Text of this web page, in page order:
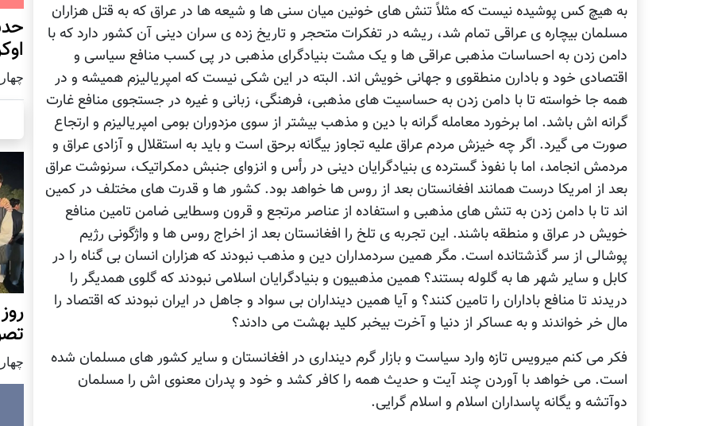
به هیچ کس پوشیده نیست که مثلاً تنش های خونین میان سنی ها و شیعه ها در عراق که به قتل هزاران
مسلمان بیچاره ی عراقی تمام شد، ریشه در تفکرات متحجر و تاریخ زده ی سران دینی آن کشور دارد که با
دامن زدن به احساسات مذهبی عراقی ها و یک مشت بنیادگرای مذهبی در پی کسب منافع سیاسی و
اقتصادی خود و بادارن منطقوی و جهانی خویش اند. البته در این شکی نیست که امپریالیزم همیشه و در
همه جا خواسته تا با دامن زدن به حساسیت های مذهبی، فرهنگی، زبانی و غیره در جستجوی منافع غارت
گرانه اش باشد. اما برخورد معامله گرانه با دین و مذهب بیشتر از سوی مزدوران بومی امپریالیزم و ارتجاع
صورت می گیرد. اگر چه خیزش مردم عراق علیه تجاوز بیگانه برحق است و باید به استقلال و آزادی عراق و
مردمش انجامد، اما با نفوذ گسترده ی بنیادگرایان دینی در رأس و انزوای جنبش دمکراتیک، سرنوشت عراق
بعد از امریکا درست همانند افغانستان بعد از روس ها خواهد بود. کشور ها و قدرت های مختلف در کمین
اند تا با دامن زدن به تنش های مذهبی و استفاده از عناصر مرتجع و قرون وسطایی ضامن تامین منافع
خویش در عراق و منطقه باشند. این تجربه ی تلخ را افغانستان بعد از اخراج روس ها و واژگونی رژیم
پوشالی از سر گذشتانده است. مگر همین سردمداران دین و مذهب نبودند که هزاران انسان بی گناه را در
کابل و سایر شهر ها به گلوله بستند؟ همین مذهبیون و بنیادگرایان اسلامی نبودند که گلوی همدیگر را
دریدند تا منافع باداران را تامین کنند؟ و آیا همین دینداران بی سواد و جاهل در ایران نبودند که اقتصاد را
مال خر خواندند و به عساکر از دنیا و آخرت بیخبر کلید بهشت می دادند؟
فکر می کنم میرویس تازه وارد سیاست و بازار گرم دینداری در افغانستان و سایر کشور های مسلمان شده
است. می خواهد با آوردن چند آیت و حدیث همه را کافر کشد و خود و پدران معنوی اش را مسلمان
دوآتشه و یگانه پاسداران اسلام و اسلام گرایی.
چهار
چهار